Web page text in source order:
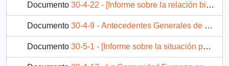
Documento 30-4-22 - [Informe sobre la relación bilateral entre Chile y Francia]
Documento 30-4-9 - Antecedentes Generales de Paraguay
Documento 30-5-1 - [Informe sobre la situación política y económica de Francia]